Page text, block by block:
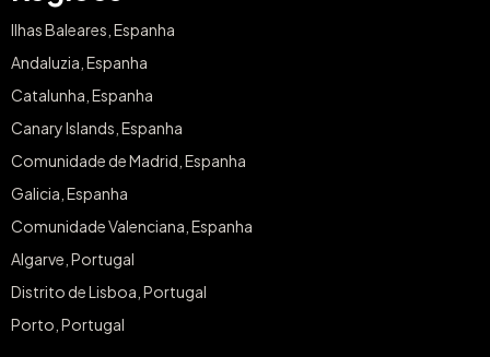
Canary Islands, Espanha
Comunidade de Madrid, Espanha
Galicia, Espanha
Comunidade Valenciana, Espanha
Algarve, Portugal
Distrito de Lisboa, Portugal
Porto, Portugal
Vender com